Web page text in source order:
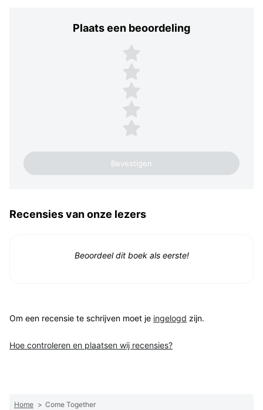
Plaats een beoordeling
Plaats een beoordeling
5 sterren
4 sterren
3 sterren
2 sterren
1 ster
Recensies van onze lezers
Beoordeel dit boek als eerste!
Om een recensie te schrijven moet je ingelogd zijn.
Hoe controleren en plaatsen wij recensies?
Home > Come Together